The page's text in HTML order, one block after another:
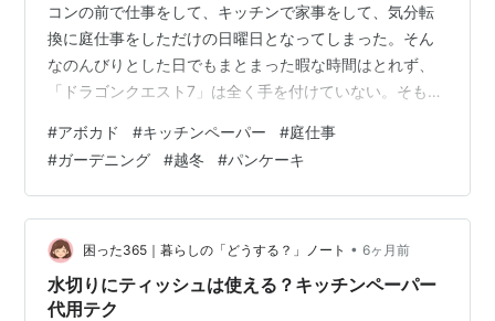
コンの前で仕事をして、キッチンで家事をして、気分転
換に庭仕事をしただけの日曜日となってしまった。そん
なのんびりとした日でもまとまった暇な時間はとれず、
「ドラゴンクエスト7」は全く手を付けていない。そもそ
は後回しになる。気分転換は他のこと、例えば近所を歩
くとか、多肉植物を手入れするとか、アボカドを庭に植
え付けるような作業となる。 ドラゴンクエストVII
Reimagined -Switch スクウェア・エニックス(SQUARE
ENIX) Amazon ドラゴンクエストVII Reimagined…
#アボカド #キッチンペーパー #庭仕事
#ガーデニング #越冬 #パンケーキ
困った365｜暮らしの「どうする？」ノート • 6ヶ月前
水切りにティッシュは使える？キッチンペーパー
代用テク